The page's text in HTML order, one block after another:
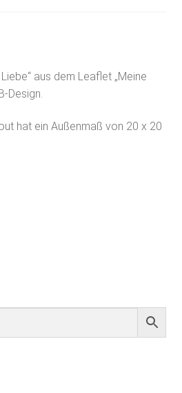
aus dem Leaflet „Meine
Design.
hat ein Außenmaß von 20 x 20